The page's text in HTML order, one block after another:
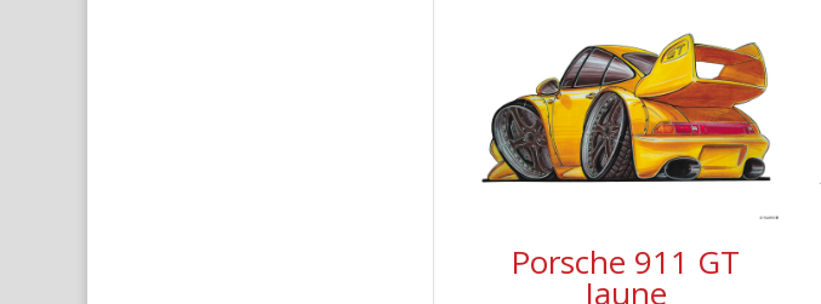
Porsche 911 GT
Jaune